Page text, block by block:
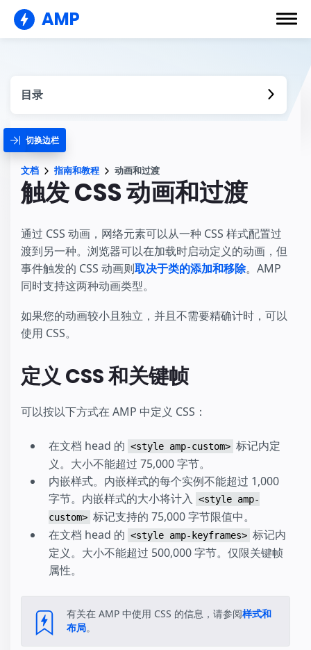
AMP
目录
切换边栏
文档 指南和教程 动画和过渡
触发 CSS 动画和过渡
通过 CSS 动画，网络元素可以从一种 CSS 样式配置过
渡到另一种。浏览器可以在加载时启动定义的动画，但
事件触发的 CSS 动画则取决于类的添加和移除。AMP
同时支持这两种动画类型。
如果您的动画较小且独立，并且不需要精确计时，可以
使用 CSS。
定义 CSS 和关键帧
可以按以下方式在 AMP 中定义 CSS：
在文档 head 的 <style amp-custom> 标记内定
义。大小不能超过 75,000 字节。
内嵌样式。内嵌样式的每个实例不能超过 1,000
字节。内嵌样式的大小将计入
<style amp-
custom> 标记支持的 75,000 字节限值中。
在文档 head 的 <style amp-keyframes> 标记内
定义。大小不能超过 500,000 字节。仅限关键帧
属性。
有关在 AMP 中使用 CSS 的信息，请参阅样式和
布局。